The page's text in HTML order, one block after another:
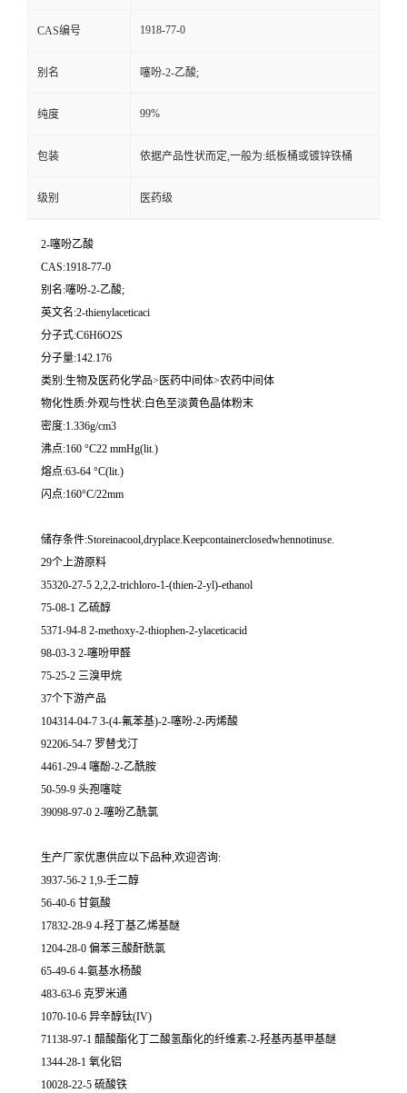
CAS编号 1918-77-0
别名 噻吩-2-乙酸;
纯度 99%
包装 依据产品性状而定,一般为:纸板桶或镀锌铁桶
级别 医药级
2-噻吩乙酸
CAS:1918-77-0
别名:噻吩-2-乙酸;
英文名:2-thienylaceticaci
分子式:C6H6O2S
分子量:142.176
类别:生物及医药化学品>医药中间体>农药中间体
物化性质:外观与性状:白色至淡黄色晶体粉末
密度:1.336g/cm3
沸点:160 °C22 mmHg(lit.)
熔点:63-64 °C(lit.)
闪点:160°C/22mm
储存条件:Storeinacool,dryplace.Keepcontainerclosedwhennotinuse.
29个上游原料
35320-27-5 2,2,2-trichloro-1-(thien-2-yl)-ethanol
75-08-1 乙硫醇
5371-94-8 2-methoxy-2-thiophen-2-ylaceticacid
98-03-3 2-噻吩甲醛
75-25-2 三溴甲烷
37个下游产品
104314-04-7 3-(4-氟苯基)-2-噻吩-2-丙烯酸
92206-54-7 罗替戈汀
4461-29-4 噻酚-2-乙酰胺
50-59-9 头孢噻啶
39098-97-0 2-噻吩乙酰氯
生产厂家优惠供应以下品种,欢迎咨询:
3937-56-2 1,9-壬二醇
56-40-6 甘氨酸
17832-28-9 4-羟丁基乙烯基醚
1204-28-0 偏苯三酸酐酰氯
65-49-6 4-氨基水杨酸
483-63-6 克罗米通
1070-10-6 异辛醇钛(IV)
71138-97-1 醋酸酯化丁二酸氢酯化的纤维素-2-羟基丙基甲基醚
1344-28-1 氧化铝
10028-22-5 硫酸铁